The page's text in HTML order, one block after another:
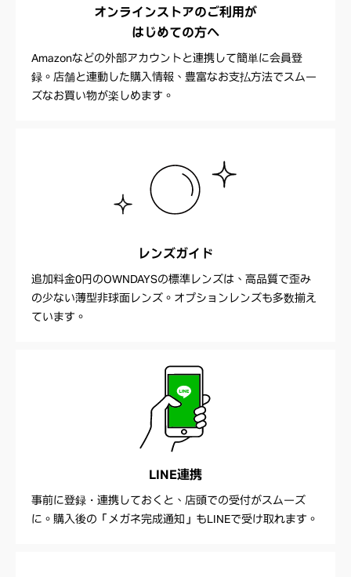
オンラインストアのご利用が
はじめての方へ
Amazonなどの外部アカウントと連携して簡単に会員登
録。店舗と連動した購入情報、豊富なお支払方法でスムー
ズなお買い物が楽しめます。
レンズガイド
追加料金0円のOWNDAYSの標準レンズは、高品質で歪み
の少ない薄型非球面レンズ。オプションレンズも多数揃え
ています。
LINE連携
事前に登録・連携しておくと、店頭での受付がスムーズ
に。購入後の「メガネ完成通知」もLINEで受け取れます。